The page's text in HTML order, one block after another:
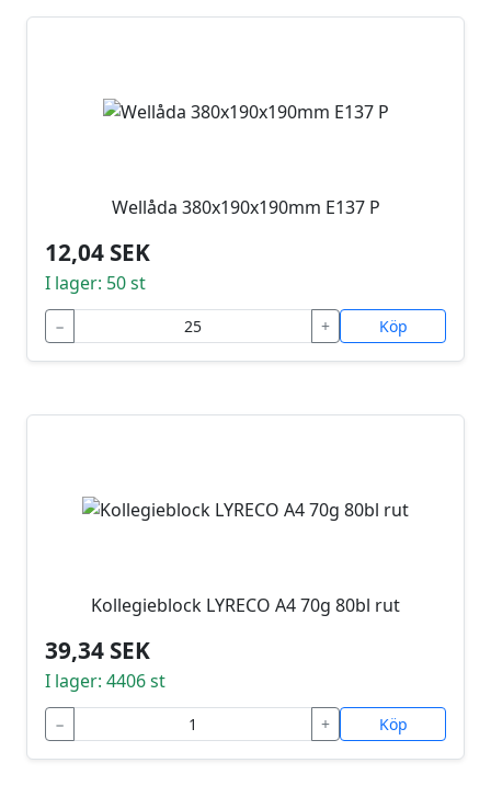
Wellåda 380x190x190mm E137 P
12,04 SEK
I lager: 50 st
− + Köp
Kollegieblock LYRECO A4 70g 80bl rut
39,34 SEK
I lager: 4406 st
− + Köp